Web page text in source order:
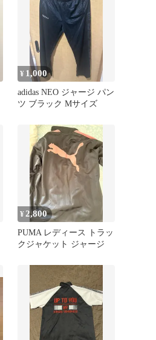
¥ 1,000
adidas NEO ジャージ パン
ツ ブラック Mサイズ
¥ 2,800
PUMA レディース トラッ
クジャケット ジャージ